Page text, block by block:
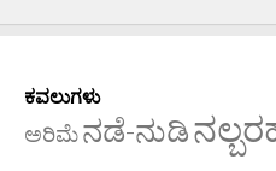
ಕವಲುಗಳು
ಅರಿಮೆನಡೆ-ನುಡಿ